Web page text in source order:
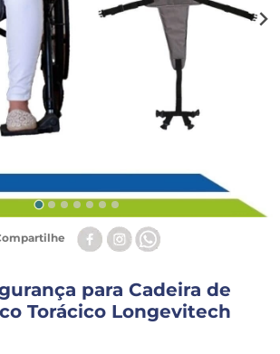
para Cadeira de
Torácico Longevitech